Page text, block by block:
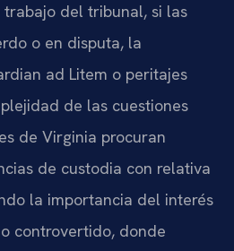
del tribunal, si las
o en disputa, la
ad Litem o peritajes
de las cuestiones
de Virginia procuran
de custodia con relativa
la importancia del interés
controvertido, donde